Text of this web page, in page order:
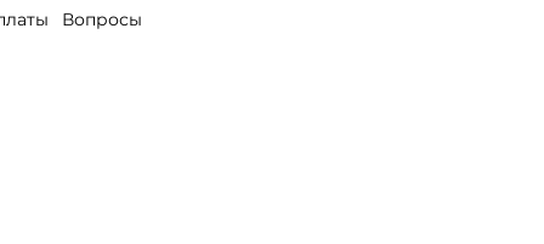
Вопросы
покупки товаров
при получении.
для Санкт-Петербурга, Ленинградской области,
какая диагональ и технология мне
вживую?